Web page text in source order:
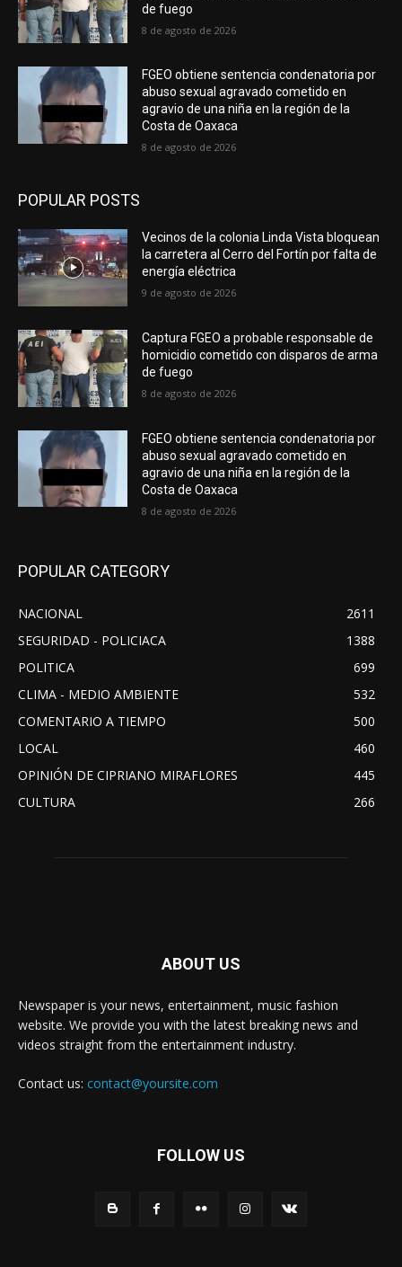
de fuego
8 de agosto de 2026
FGEO obtiene sentencia condenatoria por
abuso sexual agravado cometido en
agravio de una niña en la región de la
Costa de Oaxaca
8 de agosto de 2026
POPULAR POSTS
Vecinos de la colonia Linda Vista bloquean
la carretera al Cerro del Fortín por falta de
energía eléctrica
9 de agosto de 2026
Captura FGEO a probable responsable de
homicidio cometido con disparos de arma
de fuego
8 de agosto de 2026
FGEO obtiene sentencia condenatoria por
abuso sexual agravado cometido en
agravio de una niña en la región de la
Costa de Oaxaca
8 de agosto de 2026
POPULAR CATEGORY
NACIONAL
2611
SEGURIDAD - POLICIACA
1388
POLITICA
699
CLIMA - MEDIO AMBIENTE
532
COMENTARIO A TIEMPO
500
LOCAL
460
OPINIÓN DE CIPRIANO MIRAFLORES
445
CULTURA
266
ABOUT US
Newspaper is your news, entertainment, music fashion
website. We provide you with the latest breaking news and
videos straight from the entertainment industry.
Contact us: contact@yoursite.com
FOLLOW US